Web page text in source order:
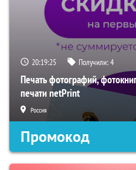
20:19:24 Получили:4
Печать фотографий,
печати netPrint
Россия
Промокод